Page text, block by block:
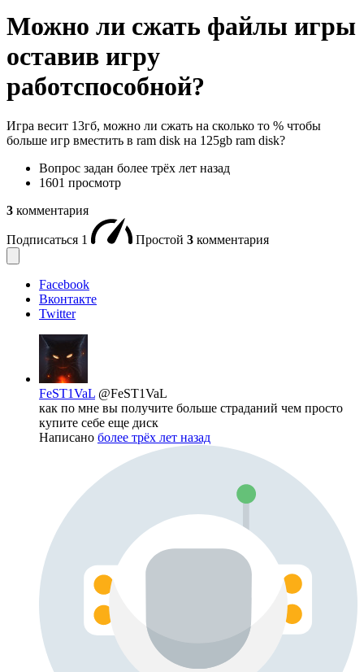
Можно ли сжать файлы игры
оставив игру
работспособной?
Игра весит 13гб, можно ли сжать на сколько то % чтобы
больше игр вместить в ram disk на 125gb ram disk?
Вопрос задан более трёх лет назад
1601 просмотр
3 комментария
Подписаться 1 Простой 3 комментария
Facebook
Вконтакте
Twitter
FeST1VaL @FeST1VaL
как по мне вы получите больше страданий чем просто
купите себе еще диск
Написано более трёх лет назад